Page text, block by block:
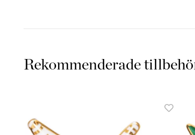
Rekommenderade